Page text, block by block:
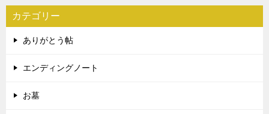
カテゴリー
ありがとう帖
エンディングノート
お墓